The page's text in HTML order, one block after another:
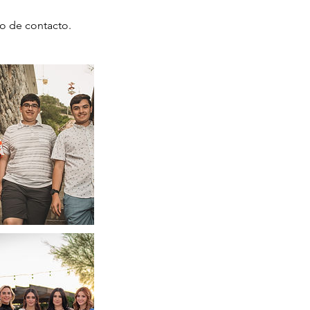
de contacto.